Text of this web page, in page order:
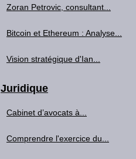
Zoran Petrovic, consultant...
Bitcoin et Ethereum : Analyse...
Vision stratégique d'Ian...
Juridique
Cabinet d’avocats à...
Comprendre l'exercice du...